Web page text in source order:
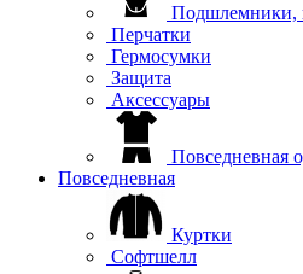
Подшлемники,
Перчатки
Гермосумки
Защита
Аксессуары
Повседневная
Повседневная
Куртки
Софтшелл